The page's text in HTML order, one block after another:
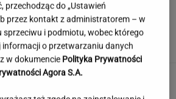
poruszony widokiem w Warszawie. Pod
tysiące reakcji
Kuś mistrzynią świata! Historyczny
przechodząc do „Ustawień
przez kontakt z administratorem – w
sprzeciwu i podmiotu, wobec którego
informacji o przetwarzaniu danych
w dokumencie Polityka Prywatności
Agora S.A.